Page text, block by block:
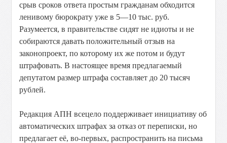
срыв сроков ответа простым гражданам обходится
ленивому бюро­крату уже в 5—10 тыс. руб.
Разумеется, в правительстве сидят не идиоты и не
собираются давать положительный отзыв на
законопроект, по которому их же потом и будут
штрафовать. В настоящее время предлагаемый
депутатом размер штрафа составляет до 20 тысяч
рублей.
Редакция АПН всецело поддерживает инициативу об
автоматических штрафах за отказ от переписки, но
предлагает её, во-первых, распространить на письма